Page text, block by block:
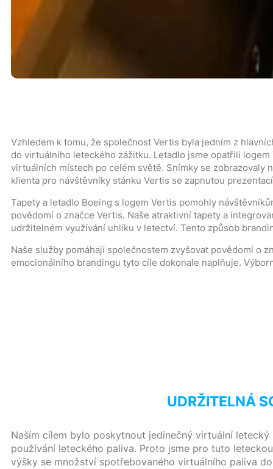
Vzhledem k tomu, že společnost Vertis byla jedním z
do virtuálního leteckého zážitku. Letadlo jsme opatřili
virtuálních místech po celém světě. Snímky se zobrazovaly
klienta pro návštěvníky stánku Vertis se zapnutou
Tapety a letadlo Boeing s logem Vertis pomohly
povědomí o značce Vertis. Naše atraktivní tapety a
udržitelném využívání uhlíku v letectví. Tento způsob
Naše služby pomáhají společnostem zvyšovat povědomí o
emocionálního brandingu tyto cíle dokonale naplňuje.
UDRŽITELNÁ
Naším cílem bylo poskytnout jedinečný virtuální
používání leteckého paliva. Proto jsme pro tuto
výšky se množství spotřebovaného virtuálního paliva